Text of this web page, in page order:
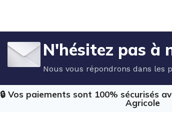
N'hésitez pas à
Nous vous répondrons dans les
🔒 Vos paiements sont 100% sécurisés
Agricole